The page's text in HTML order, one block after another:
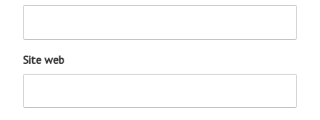
Site web